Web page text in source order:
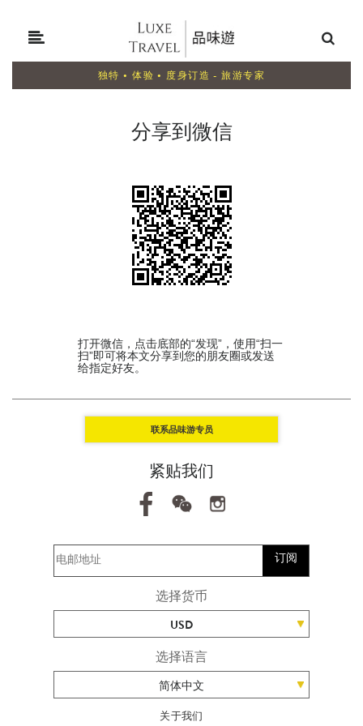
独特 • 体验 • 度身订造 - 旅游专家
分享到微信
打开微信，点击底部的“发现”，使用“扫一
扫”即可将本文分享到您的朋友圈或发送
给指定好友。
联系品味游专员
紧贴我们
订阅
选择货币
USD
选择语言
简体中文
关于我们